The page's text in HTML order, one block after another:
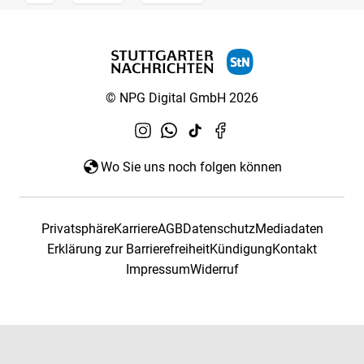
© NPG Digital GmbH 2026
Wo Sie uns noch folgen können
PrivatsphäreKarriereAGBDatenschutzMediadaten
Erklärung zur BarrierefreiheitKündigungKontakt
ImpressumWiderruf